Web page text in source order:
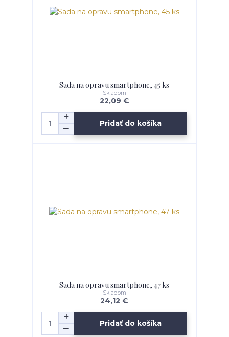
Sada na opravu smartphone, 45 ks
22,09 €
Skladom
Pridať do košíka
Sada na opravu smartphone, 47 ks
24,12 €
Skladom
Pridať do košíka